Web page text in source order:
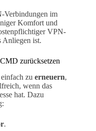
Verbindungen im
Komfort und
VPN-
Anliegen ist.
zurücksetzen
zu erneuern,
wenn das
hat. Dazu
.